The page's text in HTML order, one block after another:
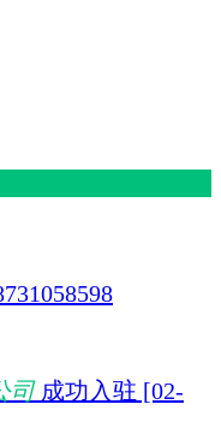
司成功入驻 [02-